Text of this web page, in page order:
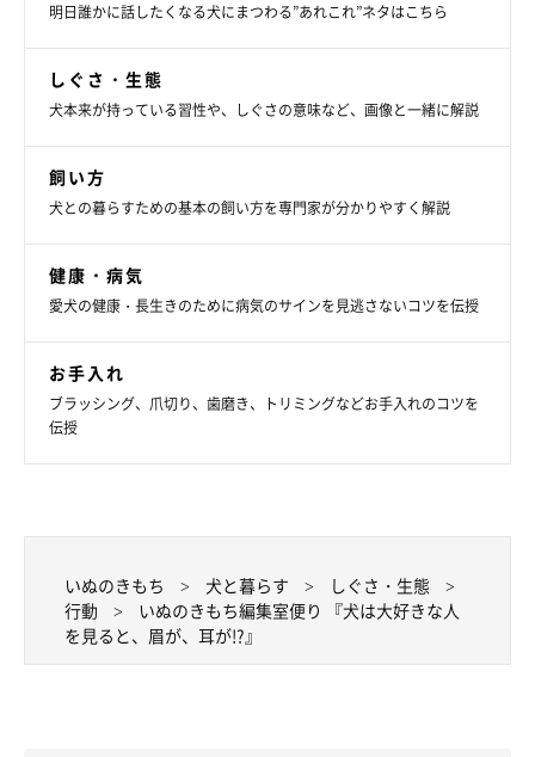
明日誰かに話したくなる犬にまつわる”あれこれ”ネタはこちら
しぐさ・生態
犬本来が持っている習性や、しぐさの意味など、画像と一緒に解説
飼い方
犬との暮らすための基本の飼い方を専門家が分かりやすく解説
健康・病気
愛犬の健康・長生きのために病気のサインを見逃さないコツを伝授
お手入れ
ブラッシング、爪切り、歯磨き、トリミングなどお手入れのコツを
伝授
いぬのきもち 犬と暮らす
しぐさ・生態
行動
いぬのきもち編集室便り 『犬は大好きな人
を見ると、眉が、耳が!?』